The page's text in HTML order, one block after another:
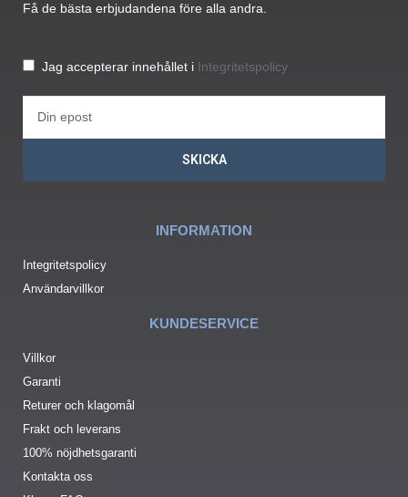
Få de bästa erbjudandena före alla andra.
Jag accepterar innehållet i Integritetspolicy
SKICKA
INFORMATION
Integritetspolicy
Användarvillkor
KUNDESERVICE
Villkor
Garanti
Returer och klagomål
Frakt och leverans
100% nöjdhetsgaranti
Kontakta oss